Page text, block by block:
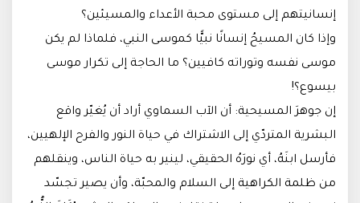
إنسانيتهم إلى مستوى محبة الأعداء والمسيئين؟
وإذا كان المسيحُ إنسانًا نبيًّا كموسى النبي، فلماذا لم يكن
موسى نفسه وتوراته كافيين؟ ما الحاجة إلى تكرار موسى
بيسوع؟!
إن جوهرَ المسيحية: أن الآب السماوي أراد أن يُغيّر واقع
البشرية المتردّي إلى الاشتراك في حياة النور والفرح الإلهيين،
فأرسل ابنَهُ، أي نورَهُ الحقيقي، لينير به حياة الناس، وينقلهم
من ظلمة الكراهية إلى السلام والمحبّة، وأن يصير تجسّد